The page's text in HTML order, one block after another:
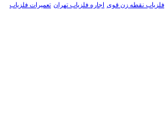
فلزیاب نقطه زن قوی اجاره فلزیاب تهران تعمیرات فلزیاب